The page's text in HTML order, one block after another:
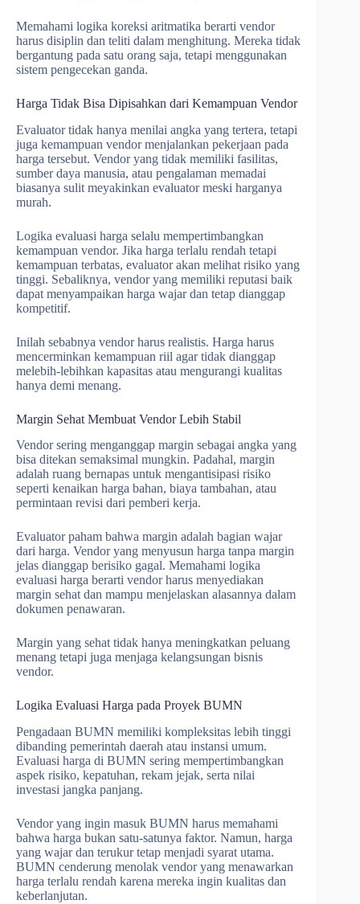
Memahami logika koreksi aritmatika berarti vendor
harus disiplin dan teliti dalam menghitung. Mereka tidak
bergantung pada satu orang saja, tetapi menggunakan
sistem pengecekan ganda.
Harga Tidak Bisa Dipisahkan dari Kemampuan Vendor
Evaluator tidak hanya menilai angka yang tertera, tetapi
juga kemampuan vendor menjalankan pekerjaan pada
harga tersebut. Vendor yang tidak memiliki fasilitas,
sumber daya manusia, atau pengalaman memadai
biasanya sulit meyakinkan evaluator meski harganya
murah.
Logika evaluasi harga selalu mempertimbangkan
kemampuan vendor. Jika harga terlalu rendah tetapi
kemampuan terbatas, evaluator akan melihat risiko yang
tinggi. Sebaliknya, vendor yang memiliki reputasi baik
dapat menyampaikan harga wajar dan tetap dianggap
kompetitif.
Inilah sebabnya vendor harus realistis. Harga harus
mencerminkan kemampuan riil agar tidak dianggap
melebih-lebihkan kapasitas atau mengurangi kualitas
hanya demi menang.
Margin Sehat Membuat Vendor Lebih Stabil
Vendor sering menganggap margin sebagai angka yang
bisa ditekan semaksimal mungkin. Padahal, margin
adalah ruang bernapas untuk mengantisipasi risiko
seperti kenaikan harga bahan, biaya tambahan, atau
permintaan revisi dari pemberi kerja.
Evaluator paham bahwa margin adalah bagian wajar
dari harga. Vendor yang menyusun harga tanpa margin
jelas dianggap berisiko gagal. Memahami logika
evaluasi harga berarti vendor harus menyediakan
margin sehat dan mampu menjelaskan alasannya dalam
dokumen penawaran.
Margin yang sehat tidak hanya meningkatkan peluang
menang tetapi juga menjaga kelangsungan bisnis
vendor.
Logika Evaluasi Harga pada Proyek BUMN
Pengadaan BUMN memiliki kompleksitas lebih tinggi
dibanding pemerintah daerah atau instansi umum.
Evaluasi harga di BUMN sering mempertimbangkan
aspek risiko, kepatuhan, rekam jejak, serta nilai
investasi jangka panjang.
Vendor yang ingin masuk BUMN harus memahami
bahwa harga bukan satu-satunya faktor. Namun, harga
yang wajar dan terukur tetap menjadi syarat utama.
BUMN cenderung menolak vendor yang menawarkan
harga terlalu rendah karena mereka ingin kualitas dan
keberlanjutan.